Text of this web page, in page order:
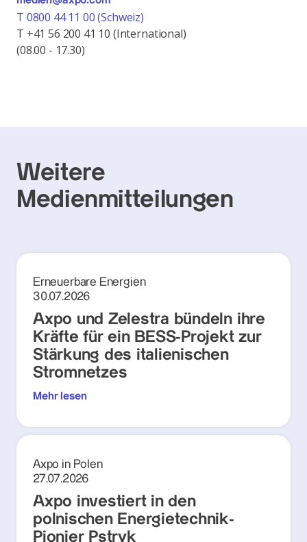
T 0800 44 11 00 (Schweiz)
T +41 56 200 41 10 (International)
(08.00 - 17.30)
Weitere
Medienmitteilungen
Erneuerbare Energien
30.07.2026
Axpo und Zelestra bündeln ihre
Kräfte für ein BESS-Projekt zur
Stärkung des italienischen
Stromnetzes
Mehr lesen
Axpo in Polen
27.07.2026
Axpo investiert in den
polnischen Energietechnik-
Pionier Pstryk